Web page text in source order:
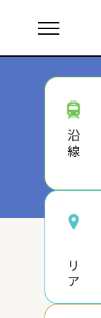
沿線
エリア